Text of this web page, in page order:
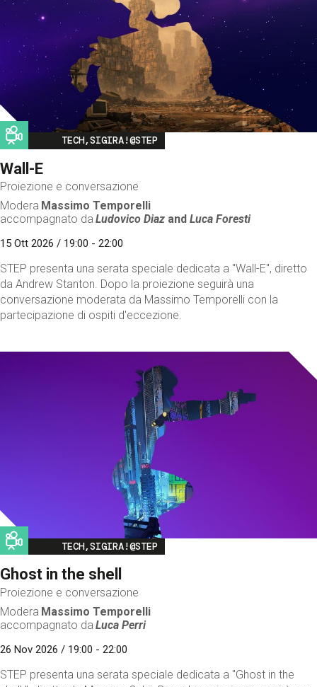
Image
TECH,SIGIRA!@STEP
Wall-E
Proiezione e conversazione
Modera Massimo Temporelli
accompagnato da Ludovico Diaz andLuca Foresti
15 Ott 2026 / 19:00 - 22:00
STEP presenta una serata speciale dedicata a "Wall-E", diretto
da Andrew Stanton. Dopo la proiezione seguirà una
conversazione moderata da Massimo Temporelli con la
partecipazione di ospiti d'eccezione.
Image
TECH,SIGIRA!@STEP
Ghost in the shell
Proiezione e conversazione
Modera Massimo Temporelli
accompagnato da Luca Perri
26 Nov 2026 / 19:00 - 22:00
STEP presenta una serata speciale dedicata a "Ghost in the